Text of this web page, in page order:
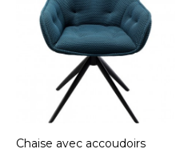
Chaise avec accoudoirs